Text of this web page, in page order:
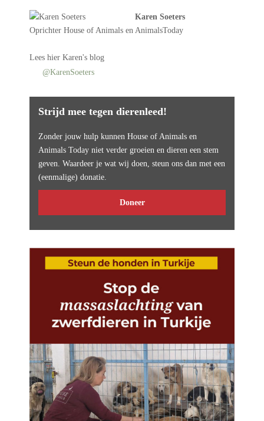
Karen Soeters
Oprichter House of Animals en AnimalsToday
Lees hier Karen's blog
@KarenSoeters
Strijd mee tegen dierenleed!
Zonder jouw hulp kunnen House of Animals en
Animals Today niet verder groeien en dieren een stem
geven. Waardeer je wat wij doen, steun ons dan met een
(eenmalige) donatie.
Doneer